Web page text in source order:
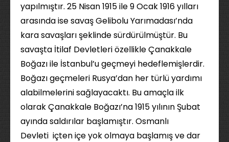
yapılmıştır. 25 Nisan 1915 ile 9 Ocak 1916 yılları
arasında ise savaş Gelibolu Yarımadası’nda
kara savaşları şeklinde sürdürülmüştür. Bu
savaşta İtilaf Devletleri özellikle Çanakkale
Boğazı ile İstanbul’u geçmeyi hedeflemişlerdir.
Boğazı geçmeleri Rusya’dan her türlü yardımı
alabilmelerini sağlayacaktı. Bu amaçla ilk
olarak Çanakkale Boğazı’na 1915 yılının Şubat
ayında saldırılar başlamıştır. Osmanlı
Devleti içten içe yok olmaya başlamış ve dar